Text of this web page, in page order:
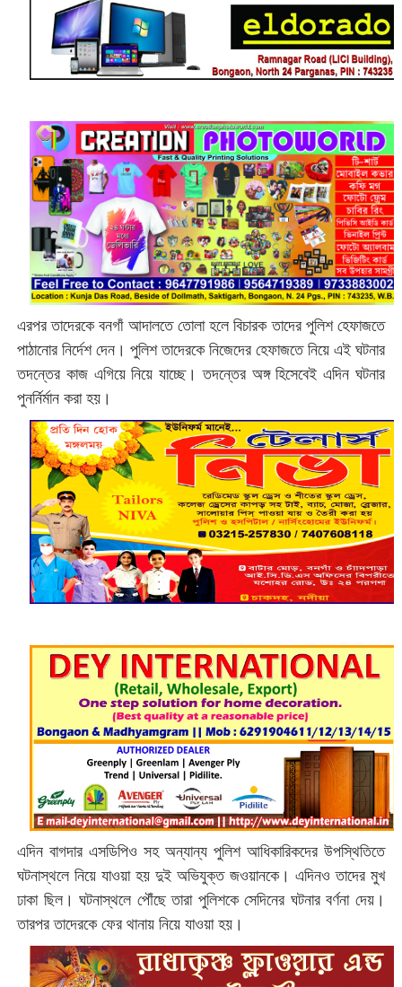
এরপর তাদেরকে বনগাঁ আদালতে তোলা হলে বিচারক তাদের পুলিশ হেফাজতে
পাঠানোর নির্দেশ দেন। পুলিশ তাদেরকে নিজেদের হেফাজতে নিয়ে এই ঘটনার
তদন্তের কাজ এগিয়ে নিয়ে যাচ্ছে। তদন্তের অঙ্গ হিসেবেই এদিন ঘটনার
পুনর্নির্মান করা হয়।
এদিন বাগদার এসডিপিও সহ অন্যান্য পুলিশ আধিকারিকদের উপস্থিতিতে
ঘটনাস্থলে নিয়ে যাওয়া হয় দুই অভিযুক্ত জওয়ানকে। এদিনও তাদের মুখ
ঢাকা ছিল। ঘটনাস্থলে পৌঁছে তারা পুলিশকে সেদিনের ঘটনার বর্ণনা দেয়।
তারপর তাদেরকে ফের থানায় নিয়ে যাওয়া হয়।